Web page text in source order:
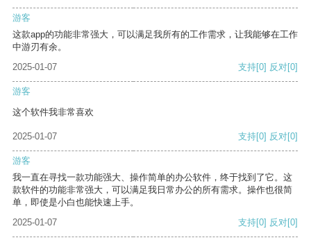
游客
这款app的功能非常强大，可以满足我所有的工作需求，让我能够在工作
中游刃有余。
2025-01-07
支持[0] 反对[0]
游客
这个软件我非常喜欢
2025-01-07 支持[0] 反对[0]
游客
我一直在寻找一款功能强大、操作简单的办公软件，终于找到了它。这
款软件的功能非常强大，可以满足我日常办公的所有需求。操作也很简
单，即使是小白也能快速上手。
2025-01-07
支持[0] 反对[0]